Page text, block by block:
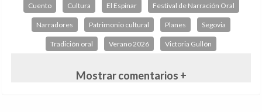
Cuento Cultura El Espinar Festival de Narración Oral
Narradores Patrimonio cultural Planes Segovia
Tradición oral Verano 2026 Victoria Gullón
Mostrar comentarios +